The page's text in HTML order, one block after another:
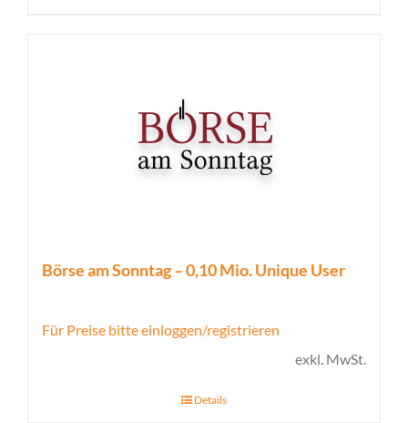
Börse am Sonntag – 0,10 Mio. Unique User
Für Preise bitte einloggen/registrieren
exkl. MwSt.
Details